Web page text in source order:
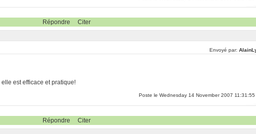
Répondre Citer
Envoyé par:
est efficace et pratique!
Poste le Wednesday 14 November 2007 11:31:55
Répondre Citer